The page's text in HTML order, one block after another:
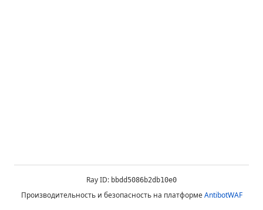
Ray ID: bbdd5086b2db10e0
Производительность и безопасность на платформеAntibotWAF